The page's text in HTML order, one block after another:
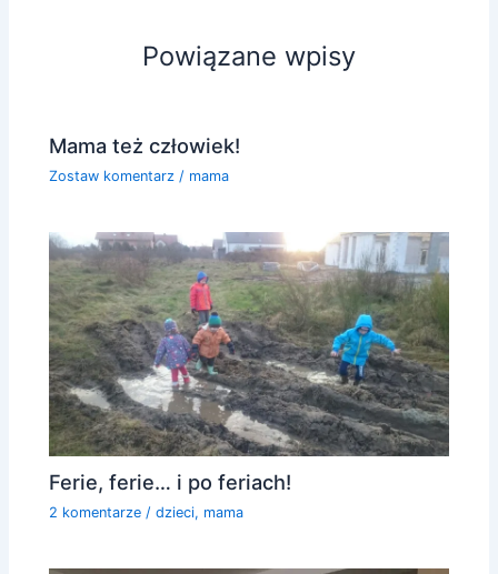
Powiązane wpisy
Mama też człowiek!
Zostaw komentarz / mama
Ferie, ferie… i po feriach!
2 komentarze /dzieci, mama